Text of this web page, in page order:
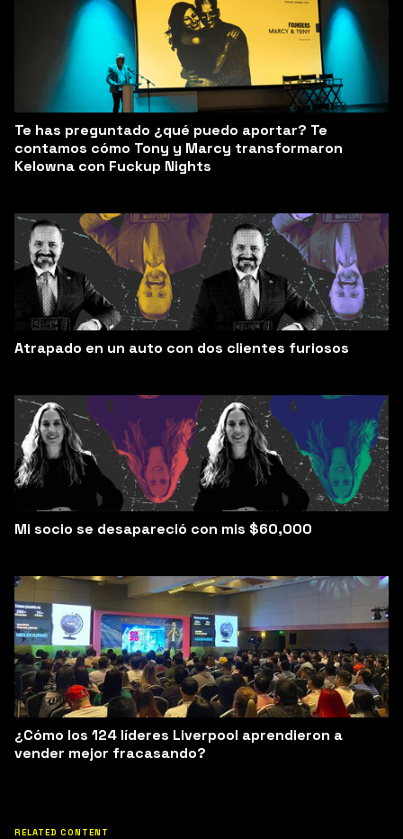
Te has preguntado ¿qué puedo aportar? Te
contamos cómo Tony y Marcy transformaron
Kelowna con Fuckup Nights
Atrapado en un auto con dos clientes furiosos
Mi socio se desapareció con mis $60,000
¿Cómo los 124 líderes Liverpool aprendieron a
vender mejor fracasando?
RELATED CONTENT